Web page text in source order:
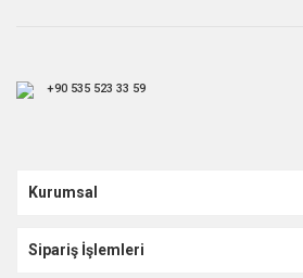
+90 535 523 33 59
Kurumsal
Sipariş İşlemleri